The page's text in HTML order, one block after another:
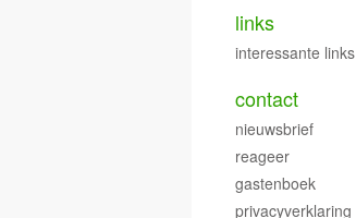
links
interessante links
contact
nieuwsbrief
reageer
gastenboek
privacyverklaring